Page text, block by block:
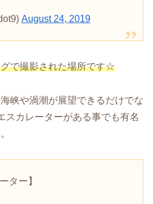
August 24, 2019
で撮影された場所です☆
峡や渦潮が展望できるだけでな
スカレーターがある事でも有名
ター】